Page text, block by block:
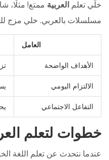
خلّي تعلم العربية ممتع! مثلًا،
مسلسلات بالعربي. خلي مزج
العامل
الأهداف الواضحة
الالتزام اليومي
التفاعل الاجتماعي
خطوات لتعلم
عندما نتحدث عن تعلم اللغة